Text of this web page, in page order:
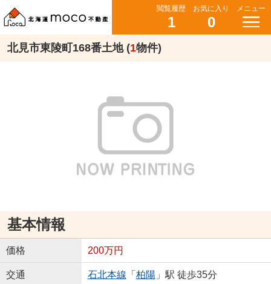
閲覧履歴
1
お気に入り
0
メニュー
北見市東陵町168番土地 (1物件)
基本情報
価格 200万円
交通 石北本線 「 柏陽」駅 徒歩35分